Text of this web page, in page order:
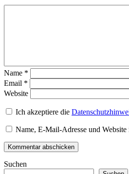
Name *
Email *
Website
Ich akzeptiere die
Name, E-Mail-Adresse und
Suchen